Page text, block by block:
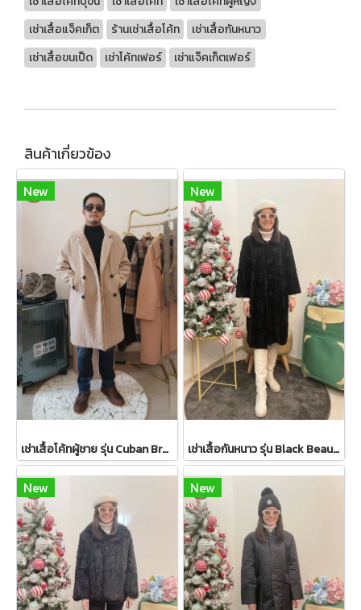
เช่าเสื้อแจ็คเก็ต
ร้านเช่าเสื้อโค้ท
เช่าเสื้อกันหนาว
เช่าเสื้อขนเป็ด
เช่าโค้ทเฟอร์ เช่าแจ็คเก็ตเฟอร์
สินค้าเกี่ยวข้อง
New
เช่าเสื้อโค้ทผู้ชาย รุ่น Cuban Brown Sand Double Breasted Coat 2107GCL1133FABR1
New
เช่าเสื้อกันหนาว รุ่น Black Beauty Single Breasted Coat 2108GCL1544FABK1
New New